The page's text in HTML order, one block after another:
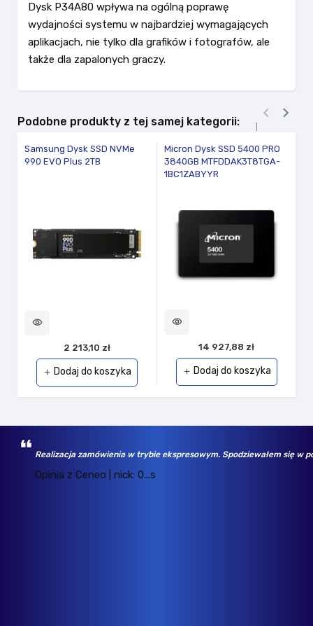
Dysk P34A80 wpływa na ogólną poprawę
wydajności systemu w najbardziej wymagających
aplikacjach, nie tylko dla grafików i fotografów, ale
także dla zapalonych graczy.
Podobne produkty z tej samej kategorii:
Samsung Dysk SSD NVMe
990 EVO Plus 2TB
visibility
2 213,10 zł
add Dodaj do koszyka
Micron Dysk SSD 5400 PRO
3840GB MTFDDAK3T8TGA-
1BC1ZABYYR
visibility
14 927,88 zł
add Dodaj do koszyka
 
Realizacja zamówienia w trybie ekspresowym. Spodziewałem się w
Opinia z Ceneo | nick: 0...s